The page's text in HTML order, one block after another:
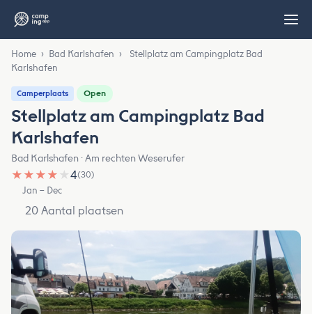
Home › Bad Karlshafen ›
Stellplatz am Campingplatz Bad
Karlshafen
Camperplaats Open
Stellplatz am Campingplatz Bad
Karlshafen
Bad Karlshafen · Am rechten Weserufer
★ ★ ★ ★ ★4(30)
Jan – Dec
20 Aantal plaatsen